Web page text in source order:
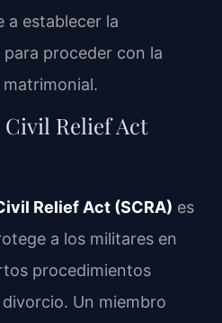
a establecer la
proceder con la
Relief Act
Relief Act (SCRA) es
a los militares en
procedimientos
Un miembro